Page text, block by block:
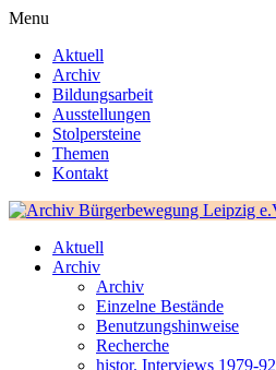
Menu
Aktuell
Archiv
Bildungsarbeit
Ausstellungen
Stolpersteine
Themen
Kontakt
Aktuell
Archiv
Archiv
Einzelne Bestände
Benutzungshinweise
Recherche
histor. Interviews 1979-92